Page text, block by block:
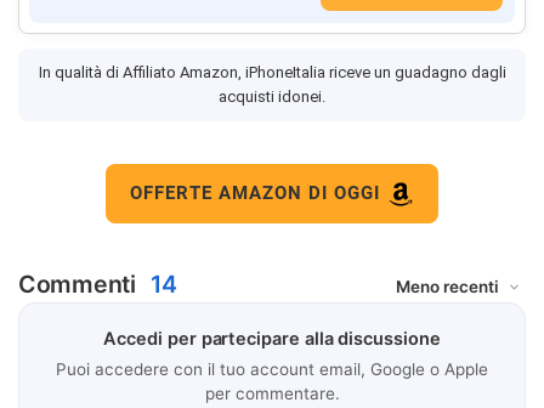
In qualità di Affiliato Amazon, iPhoneItalia riceve un guadagno dagli
acquisti idonei.
OFFERTE AMAZON DI OGGI
Commenti 14
Accedi per partecipare alla discussione
Puoi accedere con il tuo account email, Google o Apple
per commentare.